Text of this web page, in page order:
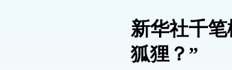
新华社千
狐狸？”